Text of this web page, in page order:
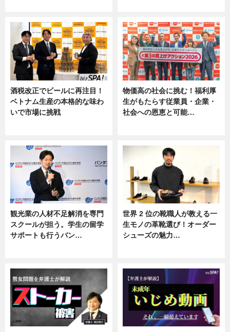
酒税改正でビールに再注目！
ベトナム生産の本格的な味わ
いで市場に挑戦
物価高の社会に挑む！福利厚
生がもたらす従業員・企業・
社会への恩恵と可能…
観光業の人材不足解消を専門
スクールが担う。学生の留学
サポートも行うバン…
世界 2 位の靴職人が教える一
生モノの革靴選び！オーダー
シューズの魅力…